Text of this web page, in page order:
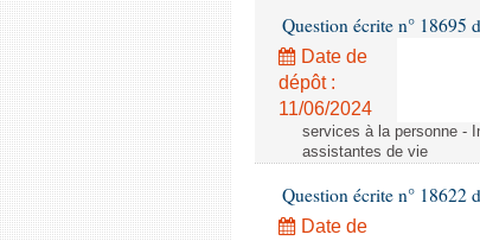
Question écrite n° 18695
Date de
dépôt :
11/06/2024
services à la personne -
assistantes de vie
Question écrite n° 18622
Date de